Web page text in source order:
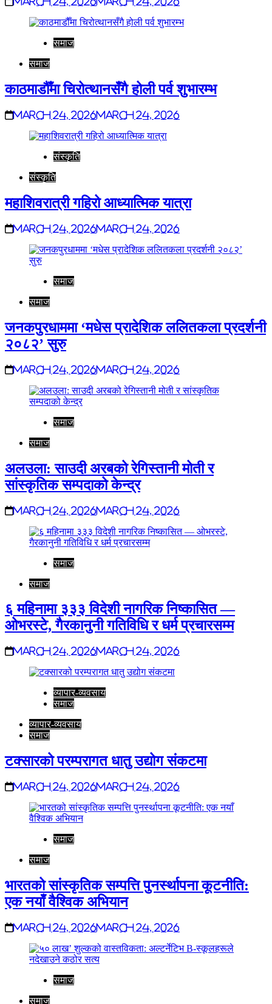
समाज
समाज
काठमाडौँमा चिरोत्थानसँगै होली पर्व शुभारम्भ
March 24, 2026March 24, 2026
संस्कृति
संस्कृति
महाशिवरात्री गहिरो आध्यात्मिक यात्रा
March 24, 2026March 24, 2026
समाज
समाज
जनकपुरधाममा ‘मधेस प्रादेशिक ललितकला प्रदर्शनी
२०८२’ सुरु
March 24, 2026March 24, 2026
समाज
समाज
अलउला: साउदी अरबको रेगिस्तानी मोती र
सांस्कृतिक सम्पदाको केन्द्र
March 24, 2026March 24, 2026
समाज
समाज
६ महिनामा ३३३ विदेशी नागरिक निष्कासित —
ओभरस्टे, गैरकानुनी गतिविधि र धर्म प्रचारसम्म
March 24, 2026March 24, 2026
व्यापार-व्यवसाय
समाज
व्यापार-व्यवसाय
समाज
टक्सारको परम्परागत धातु उद्योग संकटमा
March 24, 2026March 24, 2026
समाज
समाज
भारतको सांस्कृतिक सम्पत्ति पुनर्स्थापना कूटनीति:
एक नयाँ वैश्विक अभियान
March 24, 2026March 24, 2026
समाज
समाज